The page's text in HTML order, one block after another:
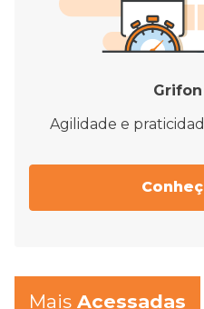
Agilidade e
Mais Acessadas